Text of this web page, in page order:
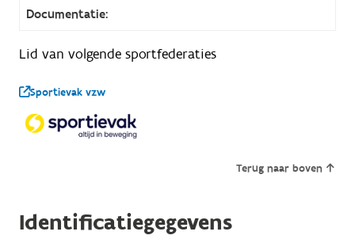
Documentatie:
Lid van volgende sportfederaties
Sportievak vzw
Terug naar boven
Identificatiegegevens